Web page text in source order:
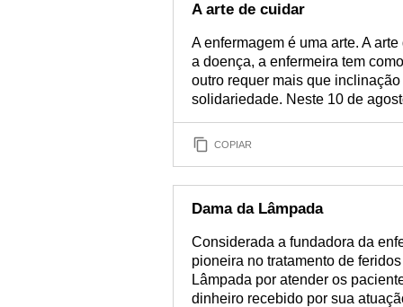
A arte de cuidar
A enfermagem é uma arte. A
a doença, a enfermeira tem
outro requer mais que
solidariedade. Neste 10 de
COPIAR
Dama da Lâmpada
Considerada a fundadora da
pioneira no tratamento de
Lâmpada por atender os
dinheiro recebido por sua